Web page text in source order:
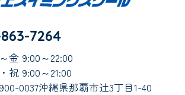
7264
金 9:00～22:00
祝 9:00～21:00
0037沖縄県那覇市辻3丁目1-40